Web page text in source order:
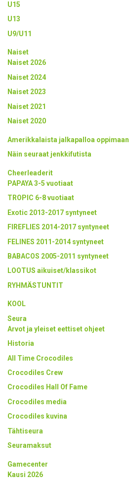
U15
U13
U9/U11
Naiset
Naiset 2026
Naiset 2024
Naiset 2023
Naiset 2021
Naiset 2020
Amerikkalaista jalkapalloa oppimaan
Näin seuraat jenkkifutista
Cheerleaderit
PAPAYA 3-5 vuotiaat
TROPIC 6-8 vuotiaat
Exotic 2013-2017 syntyneet
FIREFLIES 2014-2017 syntyneet
FELINES 2011-2014 syntyneet
BABACOS 2005-2011 syntyneet
LOOTUS aikuiset/klassikot
RYHMÄSTUNTIT
KOOL
Seura
Arvot ja yleiset eettiset ohjeet
Historia
All Time Crocodiles
Crocodiles Crew
Crocodiles Hall Of Fame
Crocodiles media
Crocodiles kuvina
Tähtiseura
Seuramaksut
Gamecenter
Kausi 2026